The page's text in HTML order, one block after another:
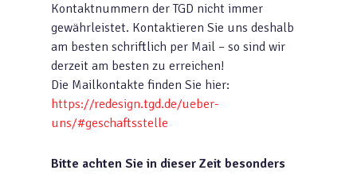
Kontaktnummern der TGD nicht immer
gewährleistet. Kontaktieren Sie uns deshalb
am besten schriftlich per Mail – so sind wir
derzeit am besten zu erreichen!
Die Mailkontakte finden Sie hier:
https://redesign.tgd.de/ueber-
uns/#geschaftsstelle
Bitte achten Sie in dieser Zeit besonders